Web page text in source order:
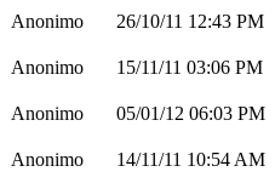
Anonimo 26/10/11 12:43 PM
Anonimo 15/11/11 03:06 PM
Anonimo 05/01/12 06:03 PM
Anonimo 14/11/11 10:54 AM